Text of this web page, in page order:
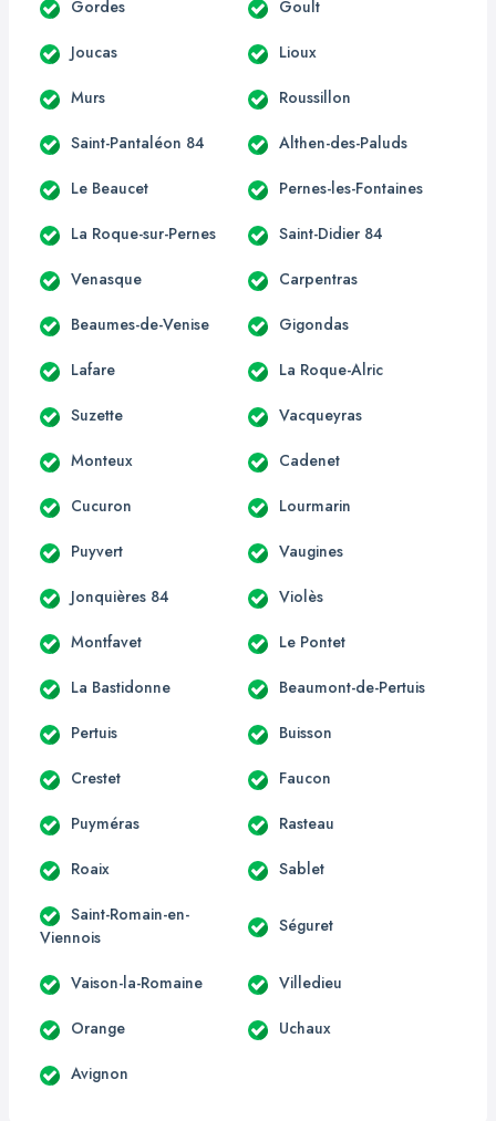
Gordes Goult
Joucas Lioux
Murs Roussillon
Saint-Pantaléon 84 Althen-des-Paluds
Le Beaucet Pernes-les-Fontaines
La Roque-sur-Pernes Saint-Didier 84
Venasque Carpentras
Beaumes-de-Venise Gigondas
Lafare La Roque-Alric
Suzette Vacqueyras
Monteux Cadenet
Cucuron Lourmarin
Puyvert Vaugines
Jonquières 84 Violès
Montfavet Le Pontet
La Bastidonne Beaumont-de-Pertuis
Pertuis Buisson
Crestet Faucon
Puyméras Rasteau
Roaix Sablet
Saint-Romain-en-
Viennois
Séguret
Vaison-la-Romaine Villedieu
Orange Uchaux
Avignon